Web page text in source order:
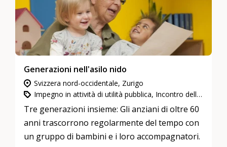
Generazioni nell'asilo nido
Svizzera nord-occidentale, Zurigo
Impegno in attività di utilità pubblica, Incontro delle generazioni nell’accudimento
Tre generazioni insieme: Gli anziani di oltre 60
anni trascorrono regolarmente del tempo con
un gruppo di bambini e i loro accompagnatori.